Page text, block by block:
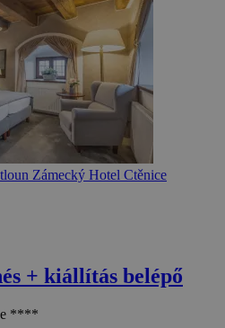
+ kiállítás belépő
****